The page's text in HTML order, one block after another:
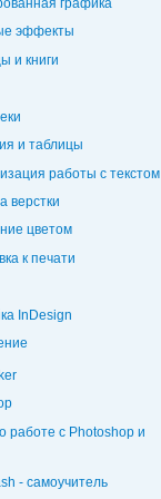
графика
эффекты
и книги
и таблицы
работы с текстом
верстки
цветом
к печати
InDesign
работе с Photoshop и
- самоучитель